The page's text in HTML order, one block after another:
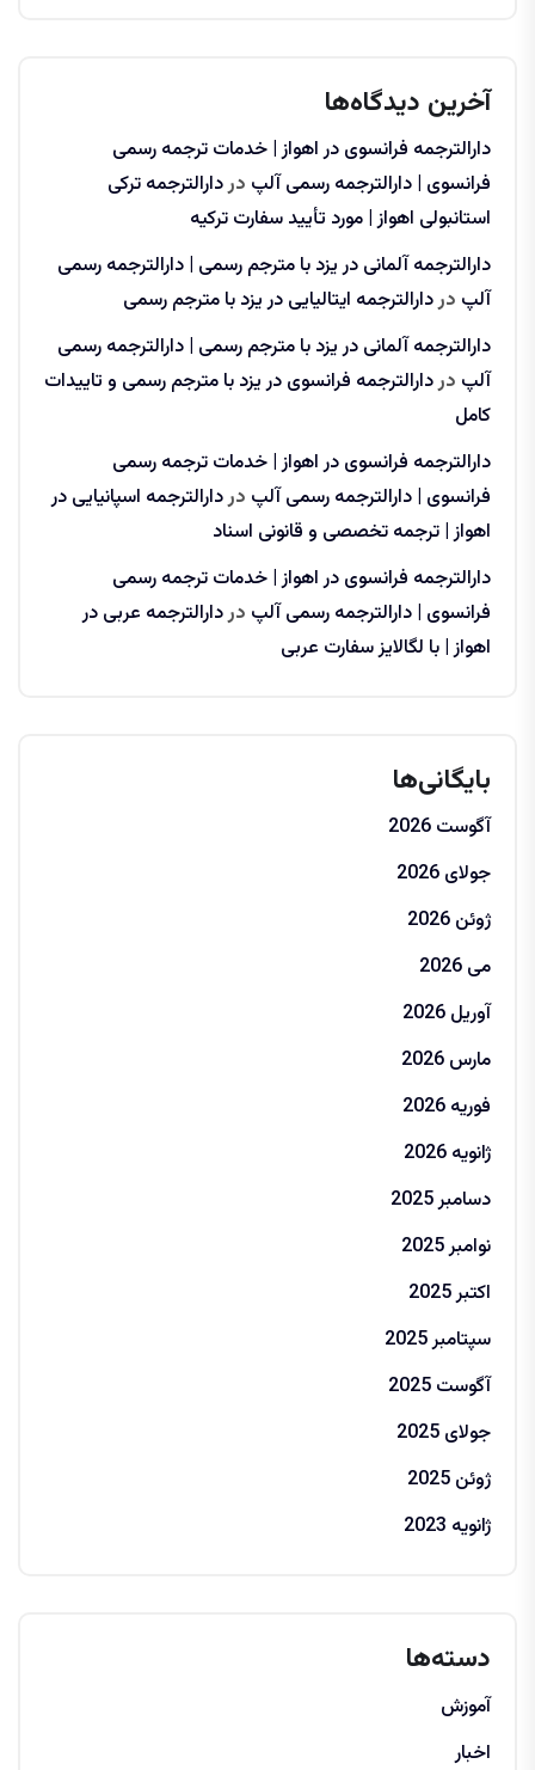
آخرین دیدگاه‌ها
دارالترجمه فرانسوی در اهواز | خدمات ترجمه رسمی
فرانسوی | دارالترجمه رسمی آلپ دردارالترجمه ترکی
استانبولی اهواز | مورد تأیید سفارت ترکیه
دارالترجمه آلمانی در یزد با مترجم رسمی | دارالترجمه رسمی
آلپ دردارالترجمه ایتالیایی در یزد با مترجم رسمی
دارالترجمه آلمانی در یزد با مترجم رسمی | دارالترجمه رسمی
آلپ دردارالترجمه فرانسوی در یزد با مترجم رسمی و تاییدات
کامل
دارالترجمه فرانسوی در اهواز | خدمات ترجمه رسمی
فرانسوی | دارالترجمه رسمی آلپ دردارالترجمه اسپانیایی در
اهواز | ترجمه تخصصی و قانونی اسناد
دارالترجمه فرانسوی در اهواز | خدمات ترجمه رسمی
فرانسوی | دارالترجمه رسمی آلپ دردارالترجمه عربی در
اهواز | با لگالایز سفارت عربی
بایگانی‌ها
آگوست 2026
جولای 2026
ژوئن 2026
می 2026
آوریل 2026
مارس 2026
فوریه 2026
ژانویه 2026
دسامبر 2025
نوامبر 2025
اکتبر 2025
سپتامبر 2025
آگوست 2025
جولای 2025
ژوئن 2025
ژانویه 2023
دسته‌ها
آموزش
اخبار